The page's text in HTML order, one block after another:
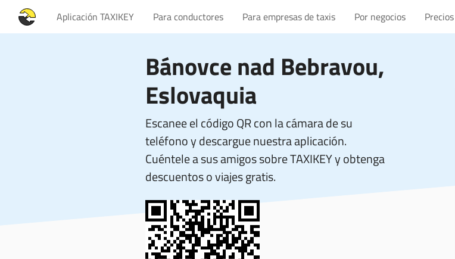
Aplicación TAXIKEY Para conductores Para empresas de taxis Por negocios Precios
Bánovce nad Bebravou,
Eslovaquia
Escanee el código QR con la cámara de su
teléfono y descargue nuestra aplicación.
Cuéntele a sus amigos sobre TAXIKEY y obtenga
descuentos o viajes gratis.